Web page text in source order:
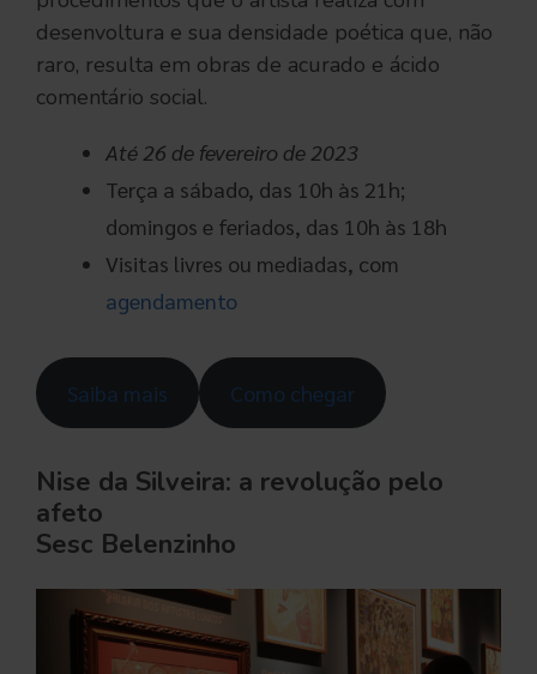
desenvoltura e sua densidade poética que, não
raro, resulta em obras de acurado e ácido
comentário social.
Até 26 de fevereiro de 2023
Terça a sábado, das 10h às 21h;
domingos e feriados, das 10h às 18h
Visitas livres ou mediadas, com
agendamento
Saiba mais Como chegar
Nise da Silveira: a revolução pelo
afeto
Sesc Belenzinho